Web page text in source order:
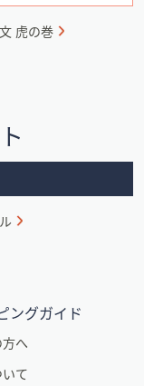
虎の巻
ングガイド
へ
て